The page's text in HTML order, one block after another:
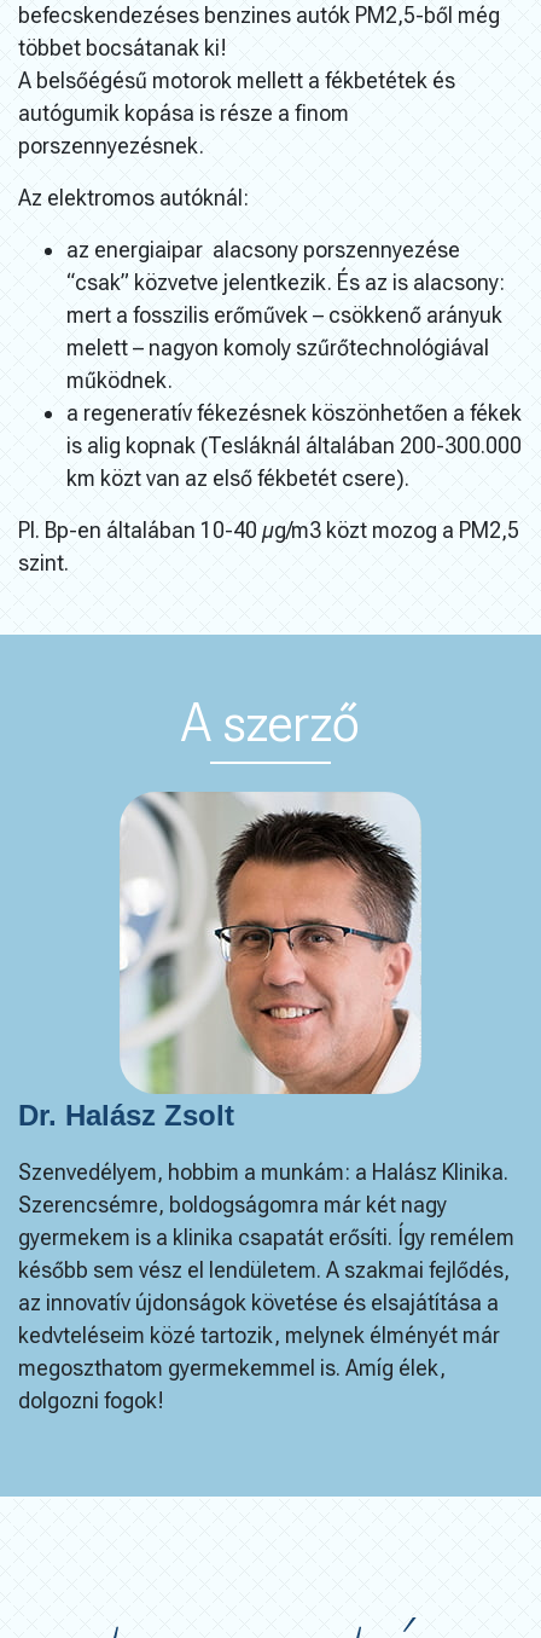
befecskendezéses benzines autók PM2,5-ből még
többet bocsátanak ki!
A belsőégésű motorok mellett a fékbetétek és
autógumik kopása is része a finom
porszennyezésnek.
Az elektromos autóknál:
az energiaipar alacsony porszennyezése
“csak” közvetve jelentkezik. És az is alacsony:
mert a fosszilis erőművek – csökkenő arányuk
melett – nagyon komoly szűrőtechnológiával
működnek.
a regeneratív fékezésnek köszönhetően a fékek
is alig kopnak (Tesláknál általában 200-300.000
km közt van az első fékbetét csere).
Pl. Bp-en általában 10-40 µg/m3 közt mozog a PM2,5
szint.
A szerző
Dr. Halász Zsolt
Szenvedélyem, hobbim a munkám: a Halász Klinika.
Szerencsémre, boldogságomra már két nagy
gyermekem is a klinika csapatát erősíti. Így remélem
később sem vész el lendületem. A szakmai fejlődés,
az innovatív újdonságok követése és elsajátítása a
kedvteléseim közé tartozik, melynek élményét már
megoszthatom gyermekemmel is. Amíg élek,
dolgozni fogok!